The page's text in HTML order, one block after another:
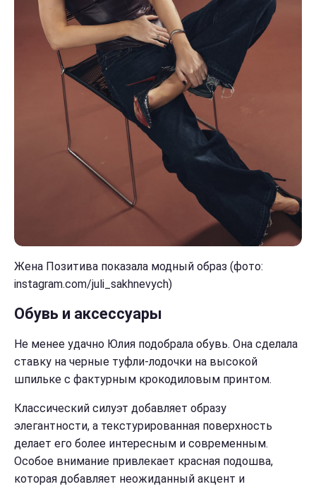
Жена Позитива показала модный образ (фото:
instagram.com/juli_sakhnevych)
Обувь и аксессуары
Не менее удачно Юлия подобрала обувь. Она сделала
ставку на черные туфли-лодочки на высокой
шпильке с фактурным крокодиловым принтом.
Классический силуэт добавляет образу
элегантности, а текстурированная поверхность
делает его более интересным и современным.
Особое внимание привлекает красная подошва,
которая добавляет неожиданный акцент и